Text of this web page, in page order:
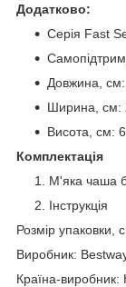
Додатково:
Серія Fast
Довжина,
Ширина, см:
Висота, см:
М'яка чаша
Інструкція
Розмір упаковки,
Виробник:
Країна-виробник: